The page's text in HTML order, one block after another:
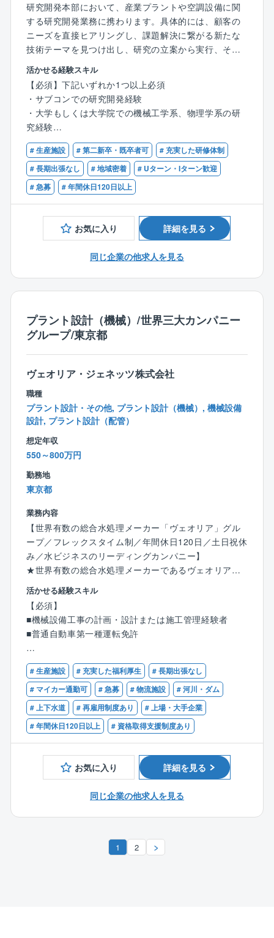
手がけるのは、蛇口をひねれば水が出ること、街が清
潔であること。
そんな日常の「当たり前」を支える施設です。華やか
ではありませんが、自分が設計したものが、地域の
人々の暮らしを何十年も守り続ける。
その確かな手応えは、構造設計者として歩むキャリア
の中で、大きな心の支えになるはずです。
3. 公共案件ならではの「ゆとりある納期管理」
民間商業案件でありがちな、施主の意向による急なプ
ラン変更や、無理な短納期に振り回されることが格段
に少なくなります。
発注元が官公庁であるため、年間を通じた業務スケジ
ュールが比較的明確であり、設計の品質向上にじっく
りと時間を割ける環境です。
上場企業としての徹底した労務管理（年間休日125日・
土日祝休み）も、多忙な建築業界出身者には非常に大
研究開発本部において、産業プラントや空調設備に関
する研究開発業務に携わります。具体的には、顧客の
ニーズを直接ヒアリングし、課題解決に繋がる新たな
技術テーマを見つけ出し、研究の立案から実行、そし
て実用化・事業化までを一貫して担当します。
▼具体的な研究テーマ例
・クリーンルーム・ドライルームの性能評価：半導体
や食品、医薬品、バイオ再生医療施設などの製造に不
可欠な特殊空調設備（クリーンルーム、ドライルーム
など）の性能を評価・向上させるための研究。
・省エネルギー・環境負荷低減技術：産業プラントや
空調設備の効率を高め、消費エネルギーや環境への影
響を低減するための技術開発。
・水処理装置の技術開発：公共インフラや工場向けの
を通じて、それぞれのプラントや設備の課題を特定
▼仕事の進め方
社内の立案部署や事業部チーム、他部署の研究員と連
携しながら、東京都板橋区にある「環境イノベーショ
ンセンタ」や顧客の事業所で研究開発を進めていきま
す。研究の成果を事業に結びつけるため、技術部門と
協力しながら、実際の案件に適用されるまでの一連の
業務をサポートします。
▼配属部署
部署：研究開発本部
部署平均年齢：30代～40代前半
将来的には、研究開発のプロフェッショナルとして専
門性を高める道や、希望や実力に応じて管理職を目指
すなど、多様なキャリアパスが用意されています。
中途社員が多く、成果を公平に評価する社風のため、
入社後のキャリア構築をしっかりサポートしてくれる
環境です。
＜会社について＞
同社は日立グループの一員として、産業プラント、公
共インフラを支える生産プロセス、電気・空調・水処
理施設などの企画、設計、建設からメンテナンスそし
てリニューアルまで一貫して提供し、お客さまの課題
解決と快適な社会の実現に貢献しています。
▼多様なビジネスフィールド
＜産業プラント事業＞
備・工事の企画～設計～建設～メンテナンスに至るま
で、総合的に広範囲なニーズに応えています。
＜空調設備事業＞
さらに最近では、バイオ再生医療設備でも高い評価を
活かせる経験スキル
【必須】下記いずれか1つ以上必須
・サブコンでの研究開発経験
・大学もしくは大学院での機械工学系、物理学系の研
究経験
・プラント空調設計の経験
【歓迎】
・産業用特殊空調設備(例：クリーンルーム、ドライル
ームなど)の性能評価に関わる企業での実務経験
# 生産施設 # 第二新卒・既卒者可
# 充実した研修体制
# 長期出張なし
# 地域密着
# Uターン・Iターン歓迎
# 急募
# 年間休日120日以上
お気に入り 詳細を見る
同じ企業の他求人を見る
プラント設計（機械）/世界三大カンパニー
グループ/東京都
ヴェオリア・ジェネッツ株式会社
職種
プラント設計・その他, プラント設計（機械）, 機械設備
設計, プラント設計（配管）
想定年収
550～800万円
勤務地
東京都
業務内容
【世界有数の総合水処理メーカー「ヴェオリア」グル
ープ／フレックスタイム制／年間休日120日／土日祝休
み／水ビジネスのリーディングカンパニー】
★世界有数の総合水処理メーカーであるヴェオリアグ
ループの一員として、水ビジネスのリーディングカン
パニーで働くことができます。
■職務内容：
設計担当として、民間の各種工場（自動車、半導体、
食品、医薬分野など）の水処理するプラントの新設、
更新工事に付随する機械設計・施工監督、修繕業務な
どをお任せします。
◇具体的には・・・
・水処理プラントの新設・更新・修繕工事に付随する
の業務
・水処理プラントの施工現場で監督
施工中は現場に常駐し、工事全体の管理（工程、安
■働き方：※フレックスタイム制
活かせる経験スキル
【必須】
■機械設備工事の計画・設計または施工管理経験者
■普通自動車第一種運転免許
【歓迎】
■監理技術者（機械器具設置もしくは管工事）
■国家資格（一級管工事施工管理技士）
# 生産施設 # 充実した福利厚生
# 長期出張なし
# マイカー通勤可
# 急募 # 物流施設
# 河川・ダム
# 上下水道
# 再雇用制度あり
# 上場・大手企業
# 年間休日120日以上
# 資格取得支援制度あり
お気に入り 詳細を見る
同じ企業の他求人を見る
1 2